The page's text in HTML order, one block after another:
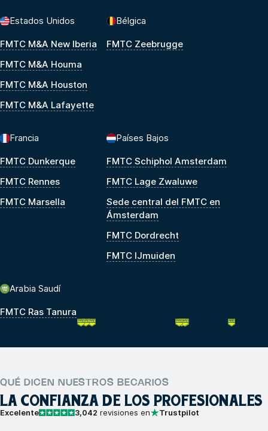
Estados Unidos
FMTC M&A New Iberia
FMTC M&A Houma
FMTC M&A Houston
FMTC M&A Lafayette
Bélgica
FMTC Zeebrugge
Francia
FMTC Dunkerque
FMTC Rennes
FMTC Marsella
Países Bajos
FMTC Schiphol Amsterdam
FMTC Lage Zwaluwe
Sede central del FMTC en
Ámsterdam
FMTC Dordrecht
FMTC IJmuiden
Arabia Saudí
FMTC Ras Tanura
QUÉ DICEN NUESTROS BECARIOS
LA CONFIANZA DE LOS PROFESIONALES
Excelente 3,042 revisiones en Trustpilot